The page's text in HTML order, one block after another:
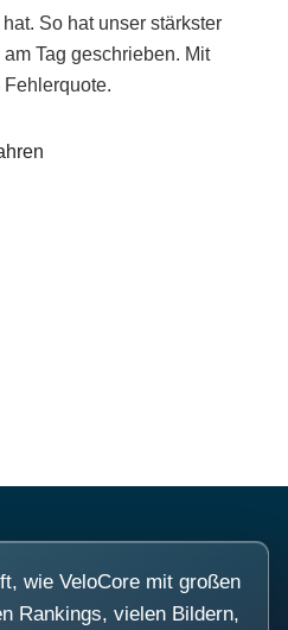
So hat unser stärkster
Tag geschrieben. Mit
wie VeloCore mit großen
Rankings, vielen Bildern,